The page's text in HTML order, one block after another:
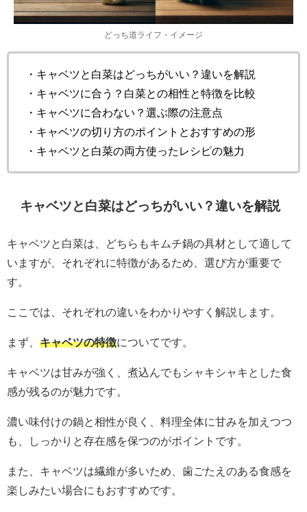
どっち道ライフ・イメージ
・キャベツと白菜はどっちがいい？違いを解説
・キャベツに合う？白菜との相性と特徴を比較
・キャベツに合わない？選ぶ際の注意点
・キャベツの切り方のポイントとおすすめの形
・キャベツと白菜の両方使ったレシピの魅力
キャベツと白菜はどっちがいい？違いを解説
キャベツと白菜は、どちらもキムチ鍋の具材として適して
いますが、それぞれに特徴があるため、選び方が重要で
す。
ここでは、それぞれの違いをわかりやすく解説します。
まず、 キャベツの特徴についてです。
キャベツは甘みが強く、煮込んでもシャキシャキとした食
感が残るのが魅力です。
濃い味付けの鍋と相性が良く、料理全体に甘みを加えつつ
も、しっかりと存在感を保つのがポイントです。
また、キャベツは繊維が多いため、歯ごたえのある食感を
楽しみたい場合にもおすすめです。